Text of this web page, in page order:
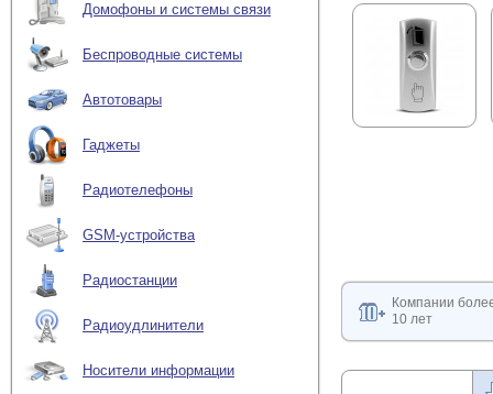
Домофоны и системы связи
Беспроводные системы
Автотовары
Гаджеты
Радиотелефоны
GSM-устройства
Радиостанции
Радиоудлинители
Носители информации
Компании
10 лет